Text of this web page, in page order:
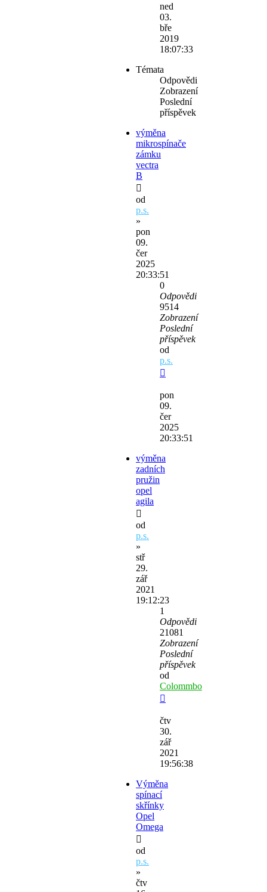
ned
03.
bře
2019
18:07:33
Témata
Odpovědi
Zobrazení
Poslední
příspěvek
výměna
mikrospínače
zámku
vectra
B
od
p.s.
»
pon
09.
čer
2025
20:33:51
0
Odpovědi
9514
Zobrazení
Poslední
příspěvek
od
p.s.
pon
09.
čer
2025
20:33:51
výměna
zadních
pružin
opel
agila
od
p.s.
»
stř
29.
zář
2021
19:12:23
1
Odpovědi
21081
Zobrazení
Poslední
příspěvek
od
Colommbo
čtv
30.
zář
2021
19:56:38
Výměna
spínací
skřínky
Opel
Omega
od
p.s.
»
čtv